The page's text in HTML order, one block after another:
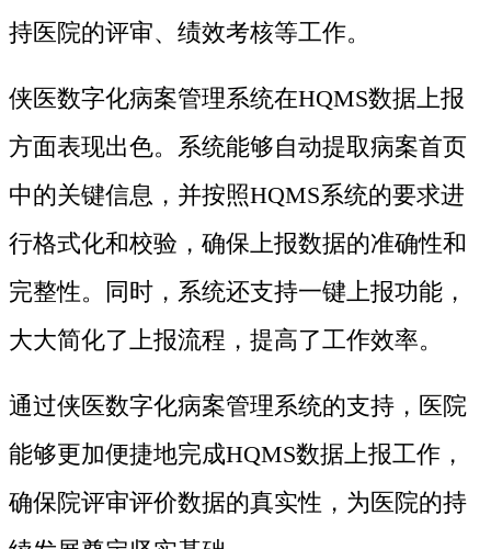
持医院的评审、绩效考核等工作。
侠医数字化病案管理系统在HQMS数据上报
方面表现出色。系统能够自动提取病案首页
中的关键信息，并按照HQMS系统的要求进
行格式化和校验，确保上报数据的准确性和
完整性。同时，系统还支持一键上报功能，
大大简化了上报流程，提高了工作效率。
通过侠医数字化病案管理系统的支持，医院
能够更加便捷地完成HQMS数据上报工作，
确保院评审评价数据的真实性，为医院的持